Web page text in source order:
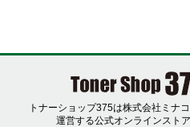
トナーショップ375は株式会社ミナ
運営する公式オンラインストア